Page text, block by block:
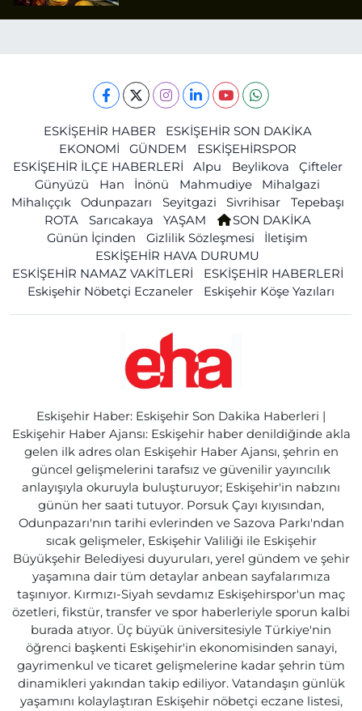
ESKİŞEHİR HABER
ESKİŞEHİR SON DAKİKA
EKONOMİ
GÜNDEM
ESKİŞEHİRSPOR
ESKİŞEHİR İLÇE HABERLERİ
Alpu Beylikova
Çifteler
Günyüzü
Han İnönü Mahmudiye
Mihalgazi
Mihalıççık
Odunpazarı Seyitgazi Sivrihisar
Tepebaşı
ROTA
Sarıcakaya YAŞAM
SON DAKİKA
Günün İçinden
Gizlilik Sözleşmesi
İletişim
ESKİŞEHİR HAVA DURUMU
ESKİŞEHİR NAMAZ VAKİTLERİ
ESKİŞEHİR HABERLERİ
Eskişehir Nöbetçi Eczaneler
Eskişehir Köşe Yazıları
Eskişehir Haber: Eskişehir Son Dakika Haberleri |
Eskişehir Haber Ajansı: Eskişehir haber denildiğinde akla
gelen ilk adres olan Eskişehir Haber Ajansı, şehrin en
güncel gelişmelerini tarafsız ve güvenilir yayıncılık
anlayışıyla okuruyla buluşturuyor; Eskişehir'in nabzını
günün her saati tutuyor. Porsuk Çayı kıyısından,
Odunpazarı'nın tarihi evlerinden ve Sazova Parkı'ndan
sıcak gelişmeler, Eskişehir Valiliği ile Eskişehir
Büyükşehir Belediyesi duyuruları, yerel gündem ve şehir
yaşamına dair tüm detaylar anbean sayfalarımıza
taşınıyor. Kırmızı-Siyah sevdamız Eskişehirspor'un maç
özetleri, fikstür, transfer ve spor haberleriyle sporun kalbi
burada atıyor. Üç büyük üniversitesiyle Türkiye'nin
öğrenci başkenti Eskişehir'in ekonomisinden sanayi,
gayrimenkul ve ticaret gelişmelerine kadar şehrin tüm
dinamikleri yakından takip ediliyor. Vatandaşın günlük
yaşamını kolaylaştıran Eskişehir nöbetçi eczane listesi,